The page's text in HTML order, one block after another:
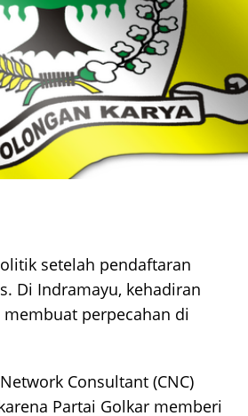
setelah pendaftaran
Di Indramayu, kehadiran
perpecahan di
Consultant (CNC)
Partai Golkar memberi